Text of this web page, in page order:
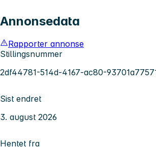
Annonsedata
Rapporter annonse
Stillingsnummer
2df44781-514d-4167-ac80-
Sist endret
3. august 2026
Hentet fra